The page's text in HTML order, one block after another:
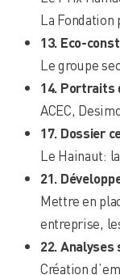
La
13. Eco-
Le groupe
14. Portraits
ACEC,
17. Dossier
Le Hainaut:
21.
Mettre en
entreprise,
22. Analyses
Création